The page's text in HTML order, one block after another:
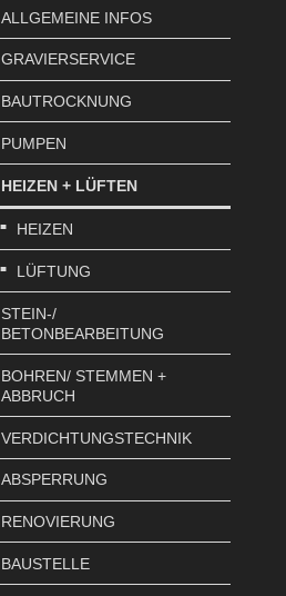
ALLGEMEINE INFOS
GRAVIERSERVICE
BAUTROCKNUNG
PUMPEN
HEIZEN + LÜFTEN
HEIZEN
LÜFTUNG
STEIN-/
BETONBEARBEITUNG
BOHREN/ STEMMEN +
ABBRUCH
VERDICHTUNGSTECHNIK
ABSPERRUNG
RENOVIERUNG
BAUSTELLE